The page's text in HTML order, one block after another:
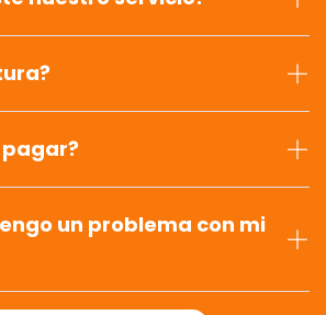
un problema con mi